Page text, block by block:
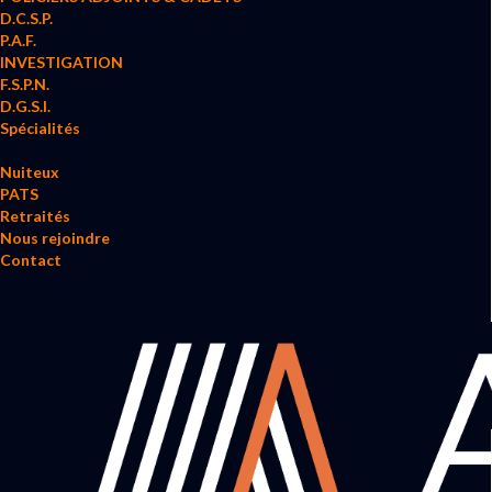
D.C.S.P.
P.A.F.
INVESTIGATION
F.S.P.N.
D.G.S.I.
Spécialités
Nuiteux
PATS
Retraités
Nous rejoindre
Contact